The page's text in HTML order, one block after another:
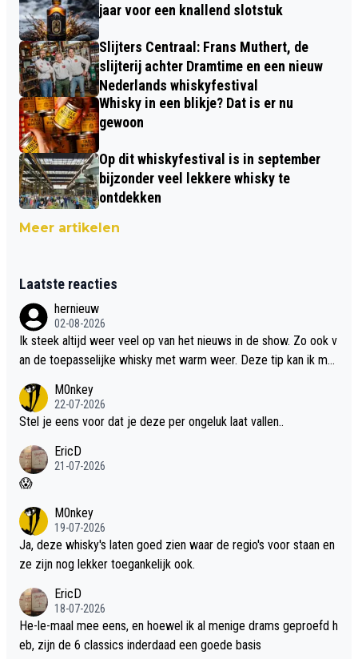
jaar voor een knallend slotstuk
Slijters Centraal: Frans Muthert, de
slijterij achter Dramtime en een nieuw
Nederlands whiskyfestival
Whisky in een blikje? Dat is er nu
gewoon
Op dit whiskyfestival is in september
bijzonder veel lekkere whisky te
ontdekken
Meer artikelen
Laatste reacties
hernieuw
02-08-2026
Ik steek altijd weer veel op van het nieuws in de show. Zo ook v
an de toepasselijke whisky met warm weer. Deze tip kan ik met
M0nkey
22-07-2026
Stel je eens voor dat je deze per ongeluk laat vallen..
EricD
21-07-2026
😱
M0nkey
19-07-2026
Ja, deze whisky's laten goed zien waar de regio's voor staan en
ze zijn nog lekker toegankelijk ook.
EricD
18-07-2026
He-le-maal mee eens, en hoewel ik al menige drams geproefd h
eb, zijn de 6 classics inderdaad een goede basis